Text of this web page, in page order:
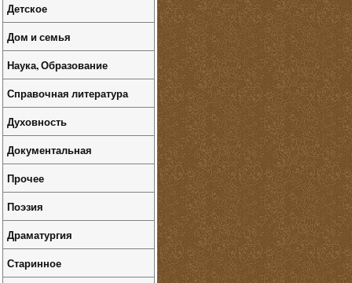
Детское
Дом и семья
Наука, Образование
Справочная литература
Духовность
Документальная
Прочее
Поэзия
Драматургия
Старинное